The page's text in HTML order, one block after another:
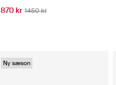
870 kr 1450 kr
Ny sæson